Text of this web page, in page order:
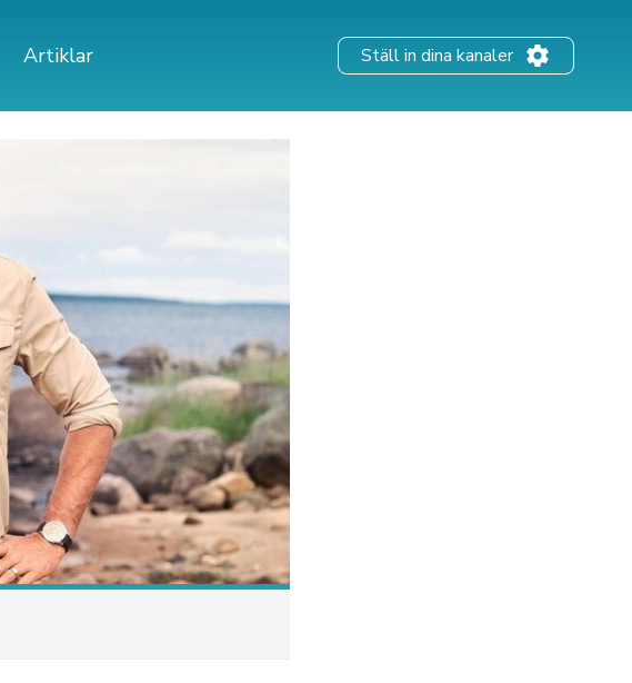
Artiklar Ställ in dina kanaler